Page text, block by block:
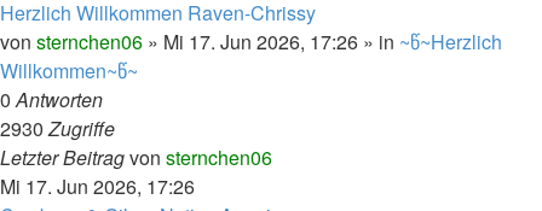
Herzlich Willkommen Raven-Chrissy
von sternchen06 » Mi 17. Jun 2026, 17:26 » in ~წ~Herzlich
Willkommen~წ~
0Antworten
2930Zugriffe
Letzter Beitragvon sternchen06
Mi 17. Jun 2026, 17:26